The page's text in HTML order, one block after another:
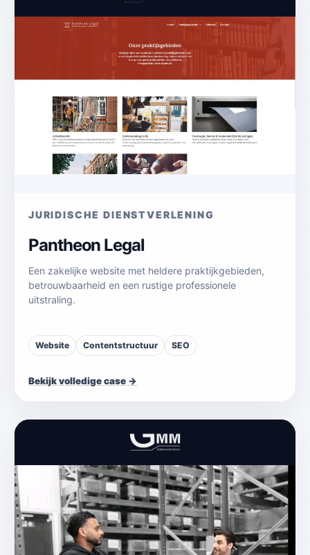
JURIDISCHE DIENSTVERLENING
Pantheon Legal
Een zakelijke website met heldere praktijkgebieden,
betrouwbaarheid en een rustige professionele
uitstraling.
Website Contentstructuur SEO
Bekijk volledige case →